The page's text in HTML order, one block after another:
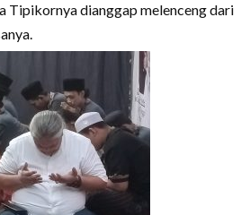
Tipikornya dianggap melenceng dari